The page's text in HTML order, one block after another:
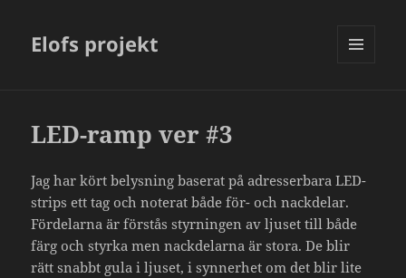
Elofs projekt
LED-ramp ver #3
Jag har kört belysning baserat på adresserbara LED-
strips ett tag och noterat både för- och nackdelar.
Fördelarna är förstås styrningen av ljuset till både
färg och styrka men nackdelarna är stora. De blir
rätt snabbt gula i ljuset, i synnerhet om det blir lite